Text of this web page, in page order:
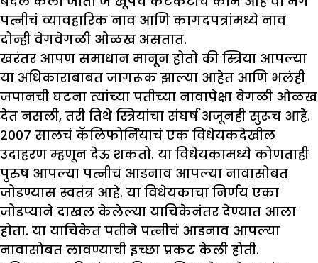
पत्नीचं व्यावहारिक नाव आणि कागदपत्रांमध्ये नाव
दोन्ही वेगवेगळी ओळख असतात.
खरंतर आपण समाधान मानून होतो की स्त्रिया आपल्या
या अधिकाराबाबत जागरूक झाल्या आहेत आणि भलंही
जपानची घटना त्यांच्या पतीच्या नावापेक्षा वेगळी ओळख
देत नसली, तरी तिथे स्त्रियांचा संघर्ष अजूनही सुरूच आहे.
२००७ सालचं कॅलिफोर्नियाचं एक विधेयकदेखील
उदाहरण म्हणून देऊ शकतो. या विधेयकामध्ये कोणताही
पुरुष आपल्या पत्नीचं आडनाव आपल्या नावासोबत
जोडण्यास स्वतंत्र आहे. या विधेयकाचा निर्णय एका
जोडप्याने दाखल केलेल्या याचिकेनंतर देण्यात आला
होता. या याचिकेत पतीने पत्नीचं आडनाव आपल्या
नावासोबत लावण्याची इच्छा प्रकट केली होती.